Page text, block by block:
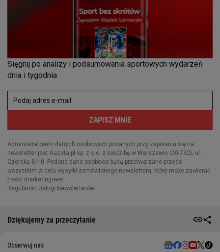
Dziękujemy za przeczytanie
Obserwuj nas